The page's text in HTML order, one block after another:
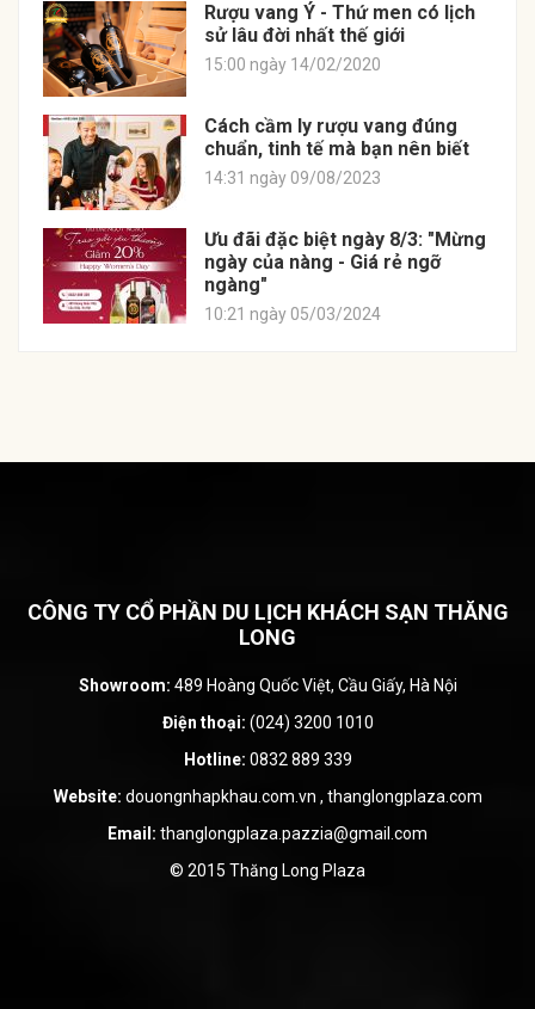
Rượu vang Ý - Thứ men có lịch
sử lâu đời nhất thế giới
15:00 ngày 14/02/2020
Cách cầm ly rượu vang đúng
chuẩn, tinh tế mà bạn nên biết
14:31 ngày 09/08/2023
Ưu đãi đặc biệt ngày 8/3: "Mừng
ngày của nàng - Giá rẻ ngỡ
ngàng"
10:21 ngày 05/03/2024
CÔNG TY CỔ PHẦN DU LỊCH KHÁCH SẠN THĂNG
LONG
Showroom: 489 Hoàng Quốc Việt, Cầu Giấy, Hà Nội
Điện thoại: (024) 3200 1010
Hotline: 0832 889 339
Website: douongnhapkhau.com.vn , thanglongplaza.com
Email: thanglongplaza.pazzia@gmail.com
© 2015 Thăng Long Plaza